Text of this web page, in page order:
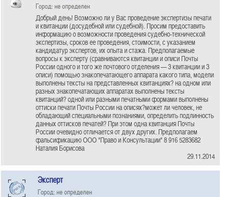
Город: не определен
Добрый день! Возможно ли у Вас проведение экспертизы печати
и квитанции (досудебной или судебной). Просим предоставить
информацию о возможности проведения судебно-технической
экспертизы, сроков ее проведения, стоимости, с указанием
кандидатур экспертов, их опыта и стажа. Предполагаемые
вопросы к эксперту (сравниваются квитанции и описи Почты
России одного и того же почтового отделения — 3 квитанции и 3
описи) помощью знакопечатающего аппарата какого типа, модели
выполнены тексты на представленных квитанциях? на одном или
разных знакопечатающих аппаратах выполнены тексты
квитанций? одной или разными печатными формами выполнены
оттиски печати Почты России на описях?может ли человек, не
обладающий специальными познаниями, определить подлинность
данных оттисков печатей? При этом одна квитанция Почты
России очевидно отличается от двух других. Предполагаем
фальсификацию ООО "Право и Консультации" 8 916 5283682
Наталия Борисова
29.11.2014
Эксперт
Город: не определен